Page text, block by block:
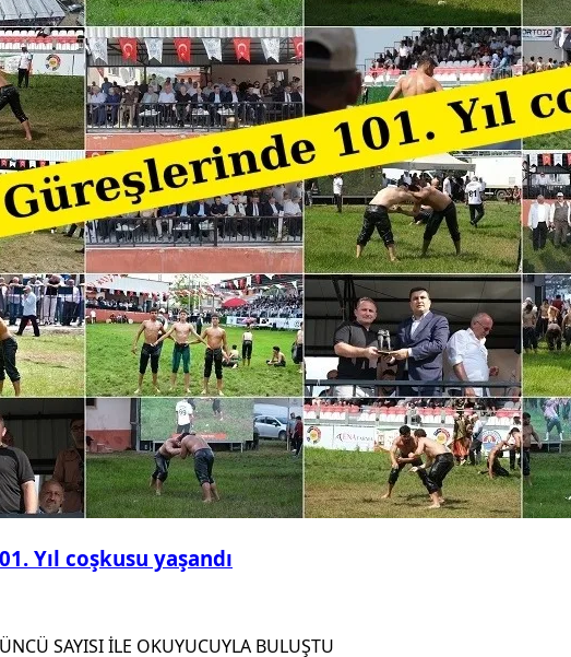
Yıl coşkusu yaşandı
SAYISI İLE OKUYUCUYLA BULUŞTU